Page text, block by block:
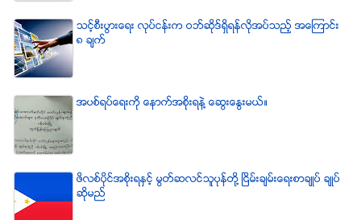
သင့္စီးပြားေရး လုပ္ငန္းက ဝဘ္ဆိုဒ္ရွိရန္လိုအပ္သည့္ အေၾကာင္း
၈ ခ်က္
အပစ္ရပ္ေရးကို ေနာက္အစိုးရနဲ႔ ေဆြးေႏြးမယ္။
ဖိလစ္ပိုင္အစိုးရႏွင့္ မြတ္ဆလင္သူပုန္တို႔ ၿငိမ္းခ်မ္းေရးစာခ်ဳပ္ ခ်ဳပ္
ဆိုမည္